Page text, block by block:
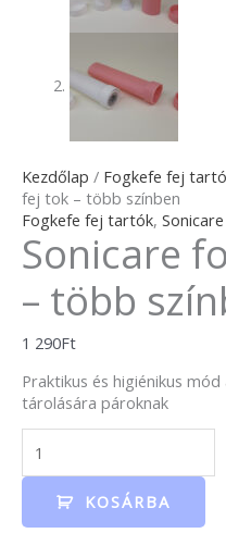
Kezdőlap / Fogkefe fej
fej tok – több színben
Fogkefe fej tartók, Sonicare
Sonicare
– több
1 290Ft
Praktikus és higiénikus
tárolására pároknak
KOSÁRBA